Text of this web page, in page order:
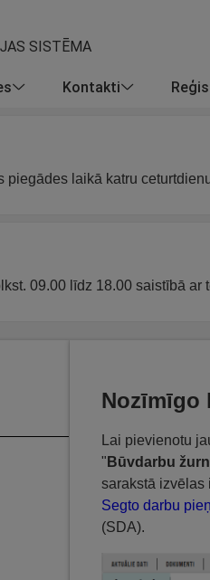
SISTĒMA
Kontakti
piegādes laikā katru
09.00 līdz 18.00 saistībā
Nozīmīgo
Lai pievienotu
" Būvdarbu
sarakstā izvēlas
Segto darbu
(SDA).